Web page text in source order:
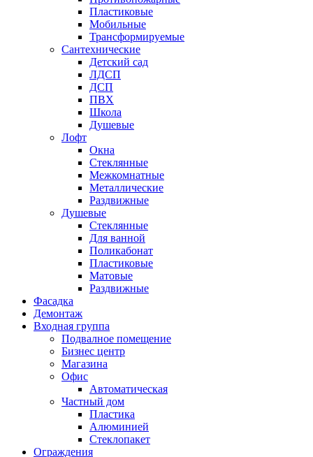
Пластиковые
Мобильные
Трансформируемые
Сантехнические
Детский сад
ЛДСП
ДСП
ПВХ
Школа
Душевые
Лофт
Окна
Стеклянные
Межкомнатные
Металлические
Раздвижные
Душевые
Стеклянные
Для ванной
Поликабонат
Пластиковые
Матовые
Раздвижные
Фасадка
Демонтаж
Входная группа
Подвалное помещение
Бизнес центр
Магазина
Офис
Автоматическая
Частный дом
Пластика
Алюминией
Стеклопакет
Ограждения